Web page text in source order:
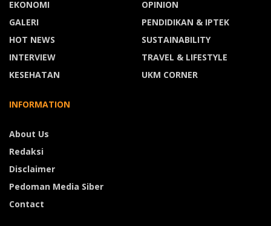
EKONOMI
GALERI
HOT NEWS
INTERVIEW
KESEHATAN
OPINION
PENDIDIKAN & IPTEK
SUSTAINABILITY
TRAVEL & LIFESTYLE
UKM CORNER
INFORMATION
About Us
Redaksi
Disclaimer
Pedoman Media Siber
Contact